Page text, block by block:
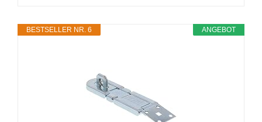
ANGEBOT
BESTSELLER NR. 6